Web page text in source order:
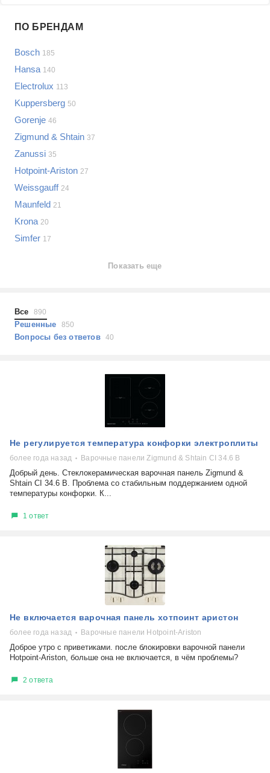
LG
Sony
Bosch
Asus
Lenovo
Indesit
JBL
Показать еще
Проблемы по категориям
Варочные панели
Сотовые телефоны
Планшеты
Наушники
Выберите...
не включается
самопроизвольное выключение
выдает ошибку
плохо работает
решение проблемы
ПО БРЕНДАМ
Bosch 185
Hansa 140
Electrolux 113
Kuppersberg 50
Gorenje 46
Zigmund & Shtain 37
Zanussi 35
Hotpoint-Ariston 27
Weissgauff 24
Maunfeld 21
Krona 20
Simfer 17
Показать еще
Все 890
Решенные 850
Вопросы без ответов40
Не регулируется температура конфорки электроплиты
более года назад Варочные панели Zigmund & Shtain CI 34.6 B
Добрый день. Стеклокерамическая варочная панель Zigmund &
Shtain CI 34.6 B. Проблема со стабильным поддержанием одной
температуры конфорки. К...
1 ответ
Не включается варочная панель хотпоинт аристон
более года назад Варочные панели Hotpoint-Ariston
Доброе утро с приветиками. после блокировки варочной панели
Hotpoint-Ariston, больше она не включается, в чём проблемы?
2 ответа